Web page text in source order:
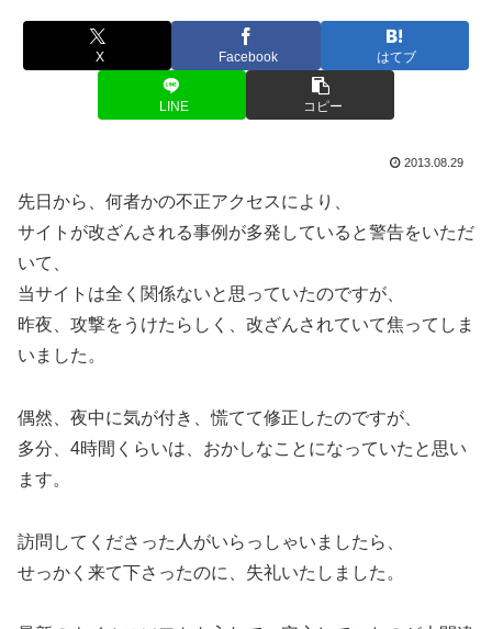
X Facebook はてブ
LINE コピー
2013.08.29
先日から、何者かの不正アクセスにより、
サイトが改ざんされる事例が多発していると警告をいただ
いて、
当サイトは全く関係ないと思っていたのですが、
昨夜、攻撃をうけたらしく、改ざんされていて焦ってしま
いました。
偶然、夜中に気が付き、慌てて修正したのですが、
多分、4時間くらいは、おかしなことになっていたと思い
ます。
訪問してくださった人がいらっしゃいましたら、
せっかく来て下さったのに、失礼いたしました。